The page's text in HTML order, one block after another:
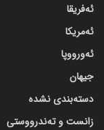
ئەفریقا
ئەمریکا
ئەورووپا
جیهان
دسته‌بندی نشده
زانست و تەندرووستی